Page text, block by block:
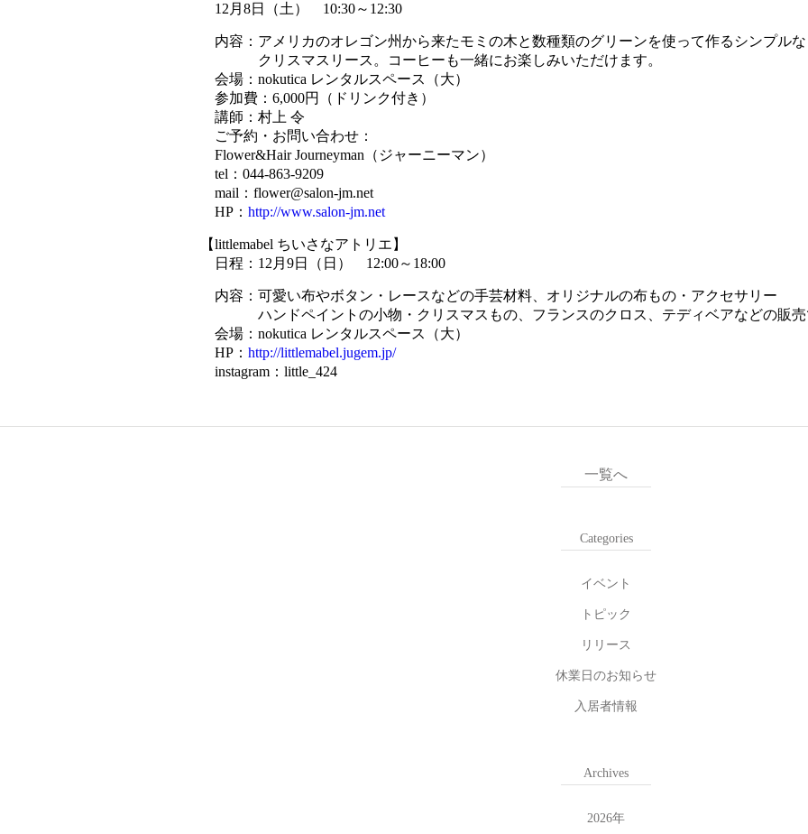
12月8日（土） 10:30～12:30
内容：アメリカのオレゴン州から来たモミの木と数種類のグリーンを使って作るシンプルな
クリスマスリース。コーヒーも一緒にお楽しみいただけます。
会場：nokutica レンタルスペース（大）
参加費：6,000円（ドリンク付き）
講師：村上 令
ご予約・お問い合わせ：
Flower&Hair Journeyman（ジャーニーマン）
tel：044-863-9209
mail：flower@salon-jm.net
HP： http://www.salon-jm.net
【littlemabel ちいさなアトリエ】
日程：12月9日（日） 12:00～18:00
内容：可愛い布やボタン・レースなどの手芸材料、オリジナルの布もの・アクセサリー
ハンドペイントの小物・クリスマスもの、フランスのクロス、テディベアなどの販売
会場：nokutica レンタルスペース（大）
HP： http://littlemabel.jugem.jp/
instagram：little_424
一覧へ
Categories
イベント
トピック
リリース
休業日のお知らせ
入居者情報
Archives
2026年